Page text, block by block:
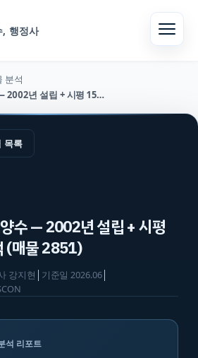
, 행정사
분석
금속공사업 양도양수 — 2002년 설립 + 시평 15억 + 5년 18억 (매물 2851)
목록
수 — 2002년 설립 + 시평
(매물 2851)
강지현 기준일2026.06│
석 리포트